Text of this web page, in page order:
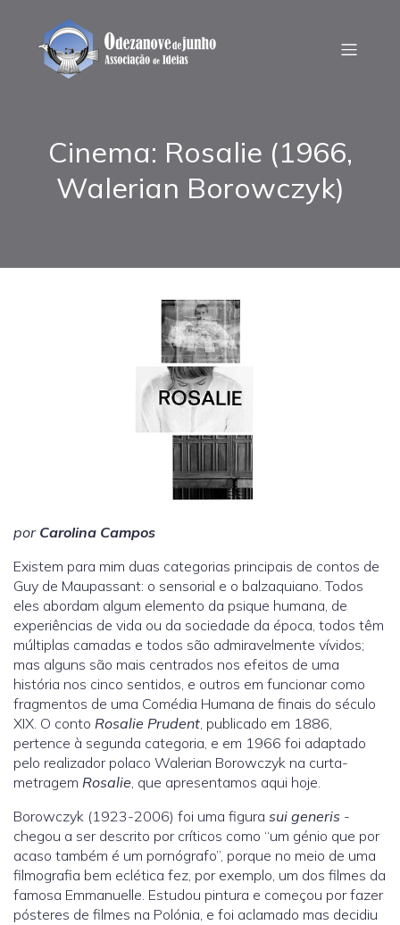
Cinema: Rosalie (1966,
Walerian Borowczyk)
por Carolina Campos
Existem para mim duas categorias principais de contos de
Guy de Maupassant: o sensorial e o balzaquiano. Todos
eles abordam algum elemento da psique humana, de
experiências de vida ou da sociedade da época, todos têm
múltiplas camadas e todos são admiravelmente vívidos;
mas alguns são mais centrados nos efeitos de uma
história nos cinco sentidos, e outros em funcionar como
fragmentos de uma Comédia Humana de finais do século
XIX. O conto Rosalie Prudent, publicado em 1886,
pertence à segunda categoria, e em 1966 foi adaptado
pelo realizador polaco Walerian Borowczyk na curta-
metragem Rosalie, que apresentamos aqui hoje.
Borowczyk (1923-2006) foi uma figura sui generis -
chegou a ser descrito por críticos como “um génio que por
acaso também é um pornógrafo”, porque no meio de uma
filmografia bem eclética fez, por exemplo, um dos filmes da
famosa Emmanuelle. Estudou pintura e começou por fazer
pósteres de filmes na Polónia, e foi aclamado mas decidiu